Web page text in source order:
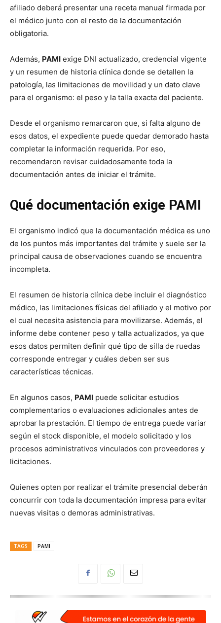
afiliado deberá presentar una receta manual firmada por
el médico junto con el resto de la documentación
obligatoria.
Además, PAMI exige DNI actualizado, credencial vigente
y un resumen de historia clínica donde se detallen la
patología, las limitaciones de movilidad y un dato clave
para el organismo: el peso y la talla exacta del paciente.
Desde el organismo remarcaron que, si falta alguno de
esos datos, el expediente puede quedar demorado hasta
completar la información requerida. Por eso,
recomendaron revisar cuidadosamente toda la
documentación antes de iniciar el trámite.
Qué documentación exige PAMI
El organismo indicó que la documentación médica es uno
de los puntos más importantes del trámite y suele ser la
principal causa de observaciones cuando se encuentra
incompleta.
El resumen de historia clínica debe incluir el diagnóstico
médico, las limitaciones físicas del afiliado y el motivo por
el cual necesita asistencia para movilizarse. Además, el
informe debe contener peso y talla actualizados, ya que
esos datos permiten definir qué tipo de silla de ruedas
corresponde entregar y cuáles deben ser sus
características técnicas.
En algunos casos, PAMI puede solicitar estudios
complementarios o evaluaciones adicionales antes de
aprobar la prestación. El tiempo de entrega puede variar
según el stock disponible, el modelo solicitado y los
procesos administrativos vinculados con proveedores y
licitaciones.
Quienes opten por realizar el trámite presencial deberán
concurrir con toda la documentación impresa para evitar
nuevas visitas o demoras administrativas.
TAGS PAMI